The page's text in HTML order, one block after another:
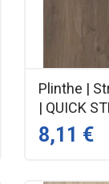
Plinthe |
| QUICK
8,11 €